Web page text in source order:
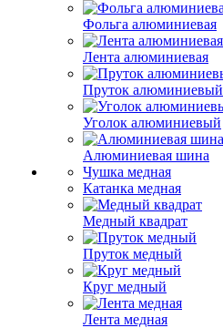
Фольга алюминиевая
Лента алюминиевая
Пруток алюминиевый
Уголок алюминиевый
Алюминиевая шина
Чушка медная
Катанка медная
Медный квадрат
Пруток медный
Круг медный
Лента медная